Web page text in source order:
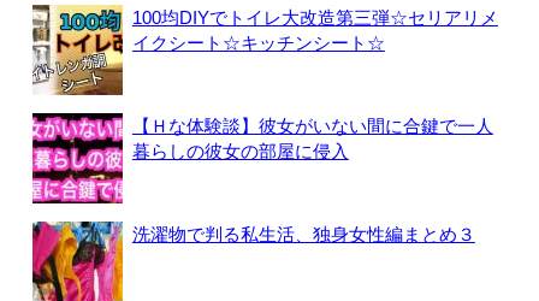
100均DIYでトイレ大改造第三弾☆セリアリメ
イクシート☆キッチンシート☆
【Ｈな体験談】彼女がいない間に合鍵で一人
暮らしの彼女の部屋に侵入
洗濯物で判る私生活、独身女性編まとめ３